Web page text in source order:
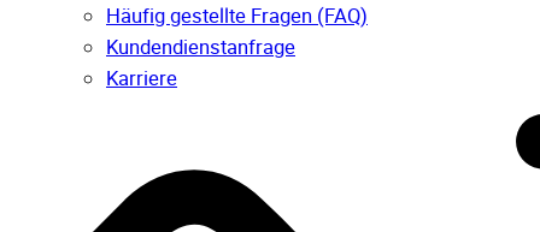
Häufig gestellte Fragen (FAQ)
Kunden­dienst­anfrage
Karriere